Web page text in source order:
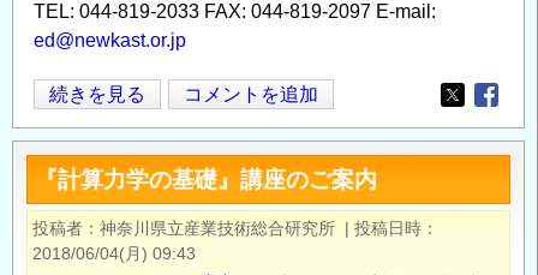
TEL: 044-819-2033 FAX: 044-819-2097 E-mail:
ed@newkast.or.jp
Ｃ
Ａ
Ｅ
技
術
者
続きを見る コメントを追加
Opens in
『計算力学の基礎』講座のご案内
投稿者 神奈川県立産業技術総合研究所 | 投稿日時
2018/06/04(月) 09:43